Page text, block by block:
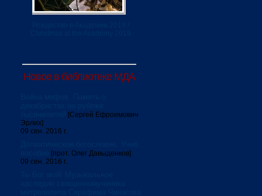
Новое в библиотеке МДА
[Сергей Ефроимович
Эрлих]
09 сен. 2016 г.
[прот. Олег Давыденков]
09 сен. 2016 г.